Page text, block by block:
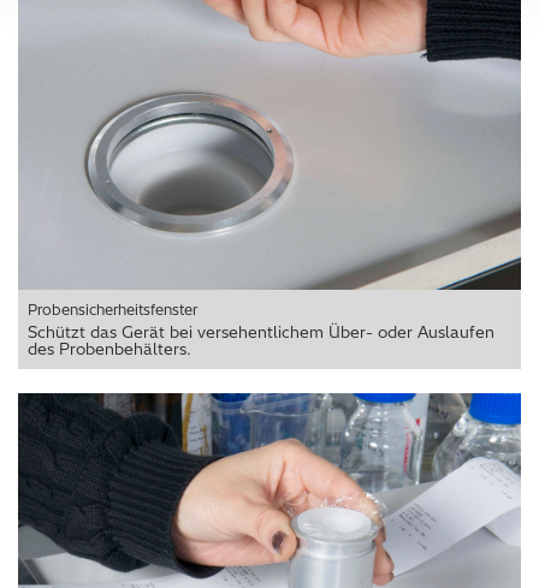
work. We'd like to use additional cookies to personalise
content, to provide social media features and to analyse
our traffic. We also use cookies set by other sites to help
us deliver content from their services. We also share
information about your use of our site with our social
media, advertising and analytics partners who may
combine it with other information that you’ve provided to
them or that they’ve collected from your use of their
services. You can find out more about ourcookie
policy. Read our fullprivacy policy.
Probensicherheitsfenster
Schützt das Gerät bei versehentlichem Über- oder Auslaufen
des Probenbehälters.